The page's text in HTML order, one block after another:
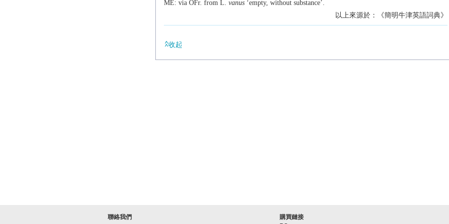
ME: via OFr. from L. vanus‘empty, without substance’.
以上來源於：《簡明牛津英語詞典》
收起
聯絡我們
購買鏈接